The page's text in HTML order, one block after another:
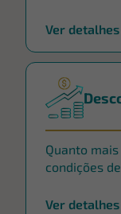
Ver detalhes
Quanto
condições
Ver detalhes